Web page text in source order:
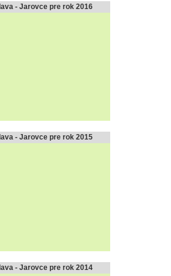
- Jarovce pre rok 2016
- Jarovce pre rok 2015
- Jarovce pre rok 2014